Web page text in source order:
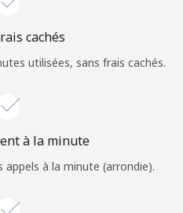
Rappel du mot de passe →
cachés
utilisées, sans frais cachés.
à la minute
à la minute (arrondie).